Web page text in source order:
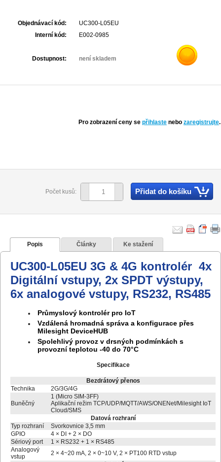
Objednávací kód:
UC300-L05EU
Interní kód:
E002-0985
Dostupnost: není skladem
Pro zobrazení ceny se přihlaste nebo zaregistrujte.
Počet kusů: Přidat do košíku
Popis Články Ke stažení
UC300-L05EU 3G & 4G kontrolér 4x
Digitální vstupy, 2x SPDT výstupy,
6x analogové vstupy, RS232, RS485
Průmyslový kontrolér pro IoT
Vzdálená hromadná správa a konfigurace přes
Milesight DeviceHUB
Spolehlivý provoz v drsných podmínkách s
provozní teplotou -40 do 70°C
Specifikace
Bezdrátový přenos
Technika
2G/3G/4G
Buněčný
1 (Micro SIM-3FF)
Aplikační režim TCP/UDP/MQTT/AWS/ONENet/Milesight IoT
Cloud/SMS
Datová rozhraní
Typ rozhraní
Svorkovnice 3,5 mm
GPIO
4 × DI + 2 × DO
Sériový port
1 × RS232 + 1 × RS485
Analogový
vstup
2 × 4~20 mA, 2 × 0~10 V, 2 × PT100 RTD vstup